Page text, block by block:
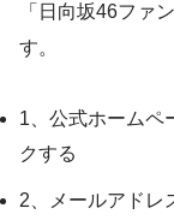
「日向坂46ファ
す。
1、公式ホームペ
クする
2、メールアドレ